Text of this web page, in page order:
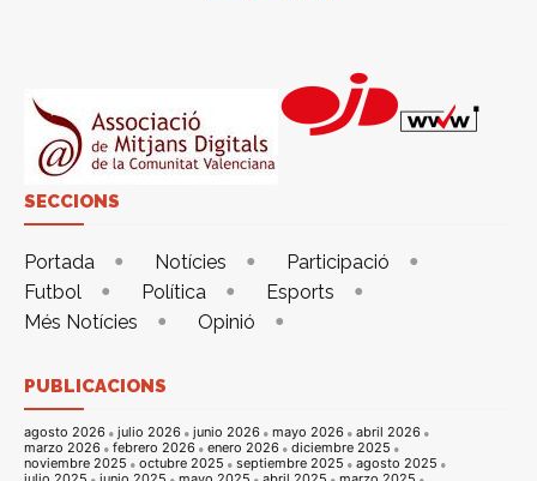
SECCIONS
Portada Notícies
Participació
Futbol
Política
Esports
Més Notícies
Opinió
PUBLICACIONS
agosto 2026 julio 2026 junio 2026 mayo 2026
abril 2026
marzo 2026
febrero 2026 enero 2026
diciembre 2025
noviembre 2025
octubre 2025 septiembre 2025
agosto 2025